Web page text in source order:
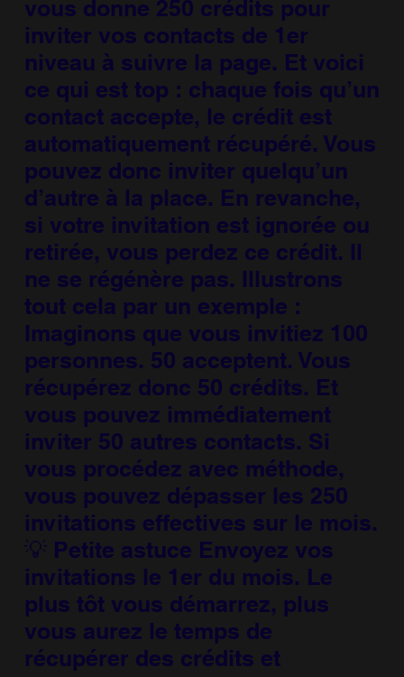
vous donne 250 crédits pour
inviter vos contacts de 1er
niveau à suivre la page. Et voici
ce qui est top : chaque fois qu’un
contact accepte, le crédit est
automatiquement récupéré. Vous
pouvez donc inviter quelqu’un
d’autre à la place. En revanche,
si votre invitation est ignorée ou
retirée, vous perdez ce crédit. Il
ne se régénère pas. Illustrons
tout cela par un exemple :
Imaginons que vous invitiez 100
personnes. 50 acceptent. Vous
récupérez donc 50 crédits. Et
vous pouvez immédiatement
inviter 50 autres contacts. Si
vous procédez avec méthode,
vous pouvez dépasser les 250
invitations effectives sur le mois.
💡 Petite astuce Envoyez vos
invitations le 1er du mois. Le
plus tôt vous démarrez, plus
vous aurez le temps de
récupérer des crédits et